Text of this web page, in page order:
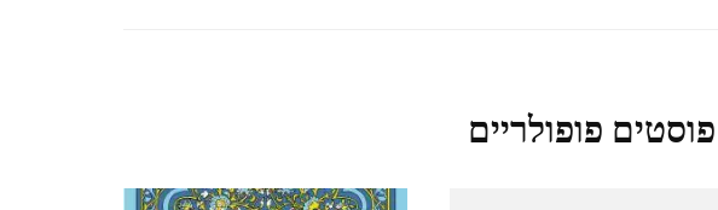
לידס LEEDS (אנגליה), ינואר
פוסטים פופולריים